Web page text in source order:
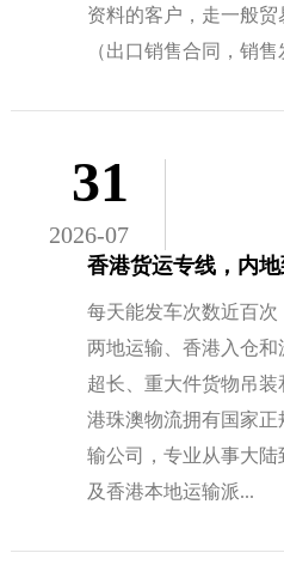
资料的客户，走一般
（出口销售合同，销售
31
2026-07
香港货运专线，内
每天能发车次数近百
两地运输、香港入仓
超长、重大件货物吊
港珠澳物流拥有国家
输公司，专业从事大
及香港本地运输派...